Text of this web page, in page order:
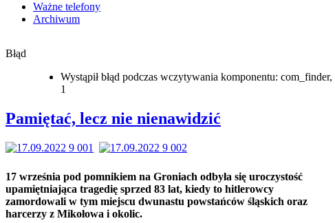
Ważne telefony
Archiwum
Błąd
Wystąpił błąd podczas wczytywania komponentu: com_finder,
1
Pamiętać, lecz nie nienawidzić
17 września pod pomnikiem na Groniach odbyła się uroczystość
upamiętniająca tragedię sprzed 83 lat, kiedy to hitlerowcy
zamordowali w tym miejscu dwunastu powstańców śląskich oraz
harcerzy z Mikołowa i okolic.